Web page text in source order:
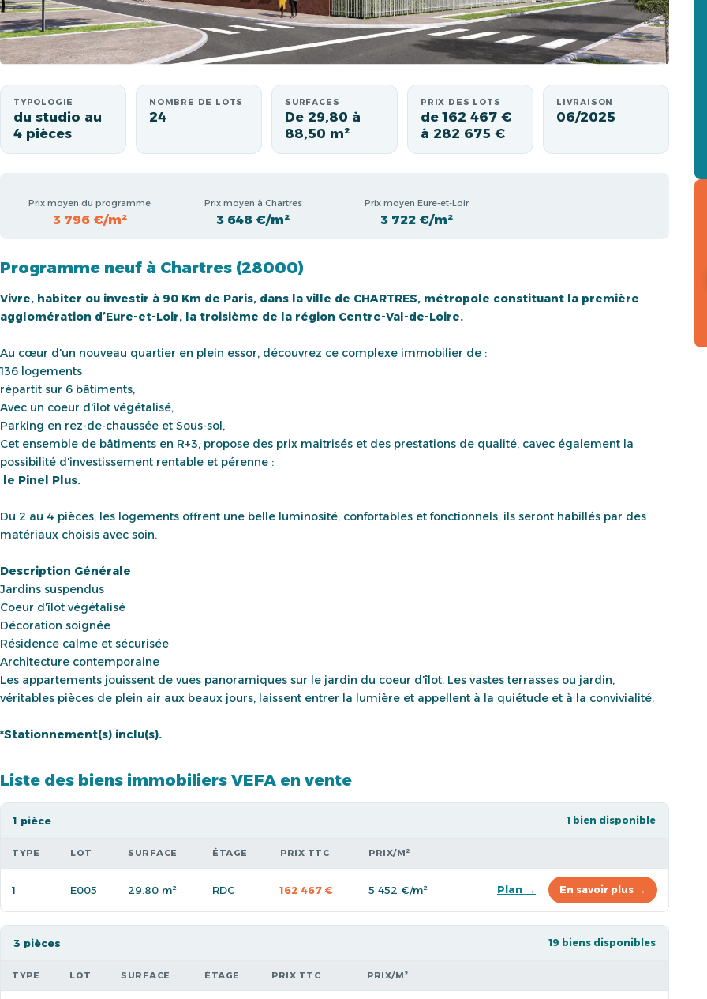
TYPOLOGIE
du studio au
4 pièces
NOMBRE DE LOTS
24
SURFACES
De 29,80 à
88,50 m²
PRIX DES LOTS
de 162 467 €
à 282 675 €
LIVRAISON
06/2025
Prix moyen du programme
3 796 €/m²
Prix moyen à Chartres
3 648 €/m²
Prix moyen Eure-et-Loir
3 722 €/m²
Programme neuf à Chartres (28000)
Vivre, habiter ou investir à 90 Km de Paris, dans la ville de CHARTRES, métropole constituant la première
agglomération d’Eure-et-Loir, la troisième de la région Centre-Val-de-Loire.
Au cœur d'un nouveau quartier en plein essor, découvrez ce complexe immobilier de :
136 logements
répartit sur 6 bâtiments,
Avec un coeur d'îlot végétalisé,
Parking en rez-de-chaussée et Sous-sol,
Cet ensemble de bâtiments en R+3, propose des prix maitrisés et des prestations de qualité, cavec également la
possibilité d'investissement rentable et pérenne :
le Pinel Plus.
Du 2 au 4 pièces, les logements offrent une belle luminosité, confortables et fonctionnels, ils seront habillés par des
matériaux choisis avec soin.
Description Générale
Jardins suspendus
Coeur d'îlot végétalisé
Décoration soignée
Résidence calme et sécurisée
Architecture contemporaine
Les appartements jouissent de vues panoramiques sur le jardin du coeur d'îlot. Les vastes terrasses ou jardin,
véritables pièces de plein air aux beaux jours, laissent entrer la lumière et appellent à la quiétude et à la convivialité.
*Stationnement(s) inclu(s).
Liste des biens immobiliers VEFA en vente
1 pièce 1 bien disponible
TYPE LOT SURFACE ÉTAGE PRIX TTC PRIX/M²
1 E005 29.80 m² RDC 162 467 € 5 452 €/m² Plan → En savoir plus →
3 pièces 19 biens disponibles
TYPE LOT SURFACE ÉTAGE PRIX TTC PRIX/M²